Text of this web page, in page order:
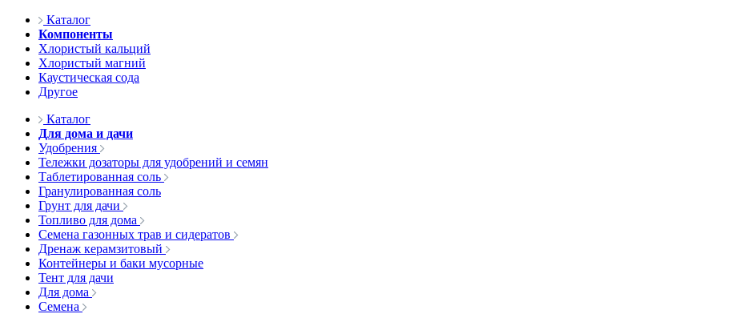
Каталог
Компоненты
Хлористый кальций
Хлористый магний
Каустическая сода
Другое
Каталог
Для дома и дачи
Удобрения
Тележки дозаторы для удобрений и семян
Таблетированная соль
Гранулированная соль
Грунт для дачи
Топливо для дома
Семена газонных трав и сидератов
Дренаж керамзитовый
Контейнеры и баки мусорные
Тент для дачи
Для дома
Семена